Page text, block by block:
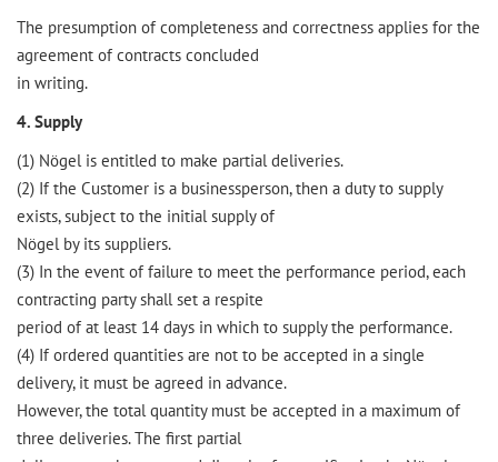
The presumption of completeness and correctness applies for the
agreement of contracts concluded
in writing.
4. Supply
(1) Nögel is entitled to make partial deliveries.
(2) If the Customer is a businessperson, then a duty to supply
exists, subject to the initial supply of
Nögel by its suppliers.
(3) In the event of failure to meet the performance period, each
contracting party shall set a respite
period of at least 14 days in which to supply the performance.
(4) If ordered quantities are not to be accepted in a single
delivery, it must be agreed in advance.
However, the total quantity must be accepted in a maximum of
three deliveries. The first partial